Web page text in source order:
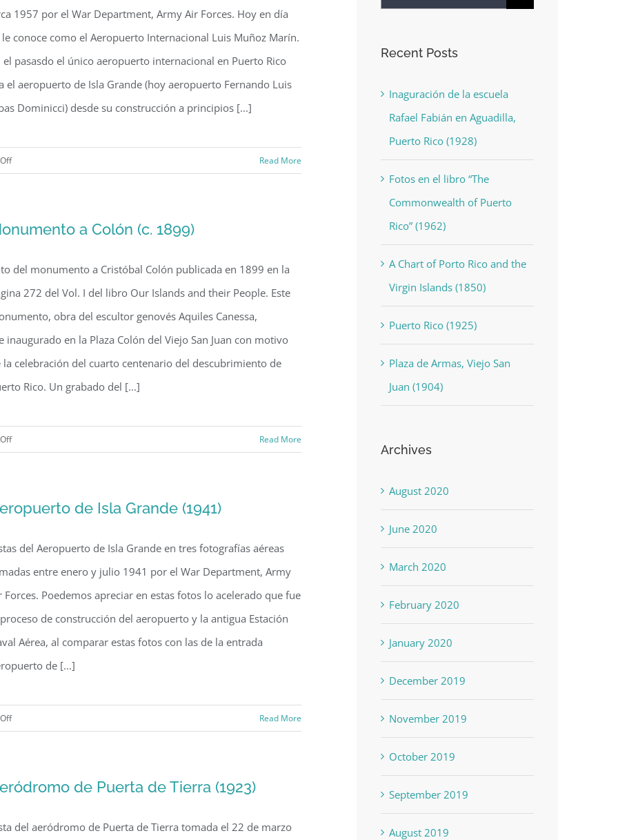
Nacional
1957 por el War Department, Army Air Forces. Hoy en día
le conoce como el Aeropuerto Internacional Luis Muñoz Marín.
el pasasdo el único aeropuerto internacional en Puerto Rico
el aeropuerto de Isla Grande (hoy aeropuerto Fernando Luis
Dominicci) desde su construcción a principios [...]
on
Isla
(c.
1957)
Read More
a Colón (c. 1899)
del monumento a Cristóbal Colón publicada en 1899 en la
272 del Vol. I del libro Our Islands and their People. Este
obra del escultor genovés Aquiles Canessa,
inaugurado en la Plaza Colón del Viejo San Juan con motivo
la celebración del cuarto centenario del descubrimiento de
Rico. Un grabado del [...]
on
(c.
Read More
de Isla Grande (1941)
del Aeropuerto de Isla Grande en tres fotografías aéreas
entre enero y julio 1941 por el War Department, Army
Forces. Poedemos apreciar en estas fotos lo acelerado que fue
de construcción del aeropuerto y la antigua Estación
Aérea, al comparar estas fotos con las de la entrada
de [...]
on
Grande
Read More
de Puerta de Tierra (1923)
del aeródromo de Puerta de Tierra tomada el 22 de marzo
Recent Posts
Inaguración de la escuela
Rafael Fabián en Aguadilla,
Puerto Rico (1928)
Fotos en el libro “The
Commonwealth of Puerto
Rico” (1962)
A Chart of Porto Rico and the
Virgin Islands (1850)
Puerto Rico (1925)
Plaza de Armas, Viejo San
Juan (1904)
Archives
August 2020
June 2020
March 2020
February 2020
January 2020
December 2019
November 2019
October 2019
September 2019
August 2019